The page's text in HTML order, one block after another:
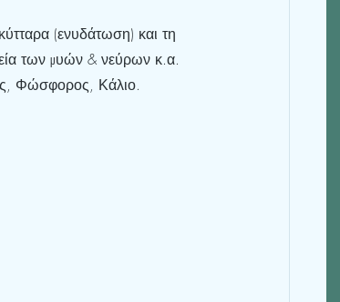
(ενυδάτωση) και τη
των μυών & νεύρων κ.α.
Φώσφορος, Κάλιο.